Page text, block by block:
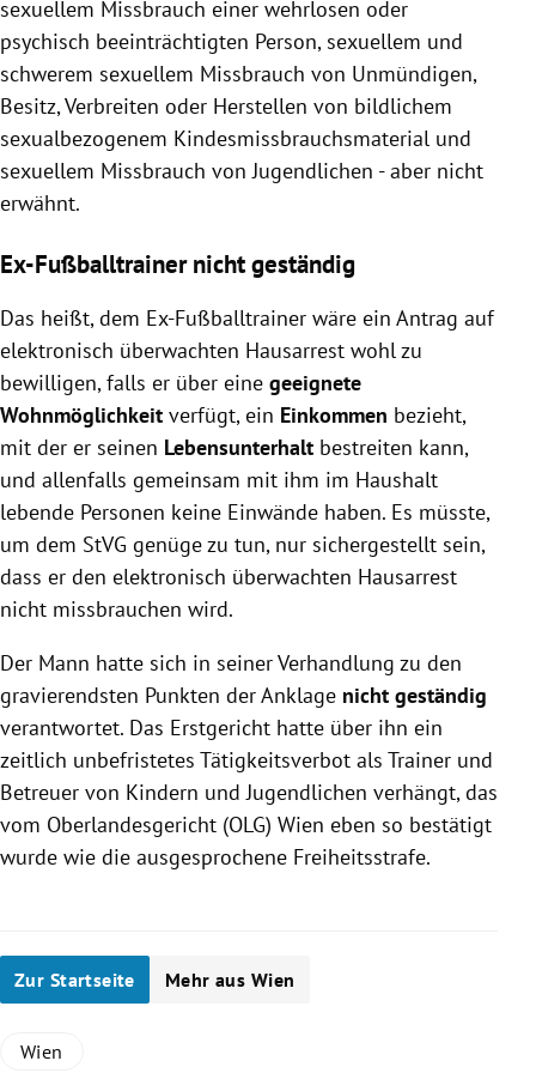
sexuellem Missbrauch einer wehrlosen oder
psychisch beeinträchtigten Person, sexuellem und
schwerem sexuellem Missbrauch von Unmündigen,
Besitz, Verbreiten oder Herstellen von bildlichem
sexualbezogenem Kindesmissbrauchsmaterial und
sexuellem Missbrauch von Jugendlichen - aber nicht
erwähnt.
Ex-Fußballtrainer nicht geständig
Das heißt, dem Ex-Fußballtrainer wäre ein Antrag auf
elektronisch überwachten Hausarrest wohl zu
bewilligen, falls er über eine geeignete
Wohnmöglichkeit verfügt, ein Einkommen bezieht,
mit der er seinen Lebensunterhalt bestreiten kann,
und allenfalls gemeinsam mit ihm im Haushalt
lebende Personen keine Einwände haben. Es müsste,
um dem StVG genüge zu tun, nur sichergestellt sein,
dass er den elektronisch überwachten Hausarrest
nicht missbrauchen wird.
Der Mann hatte sich in seiner Verhandlung zu den
gravierendsten Punkten der Anklage nicht geständig
verantwortet. Das Erstgericht hatte über ihn ein
zeitlich unbefristetes Tätigkeitsverbot als Trainer und
Betreuer von Kindern und Jugendlichen verhängt, das
vom Oberlandesgericht (OLG) Wien eben so bestätigt
wurde wie die ausgesprochene Freiheitsstrafe.
Zur Startseite Mehr aus Wien
Wien